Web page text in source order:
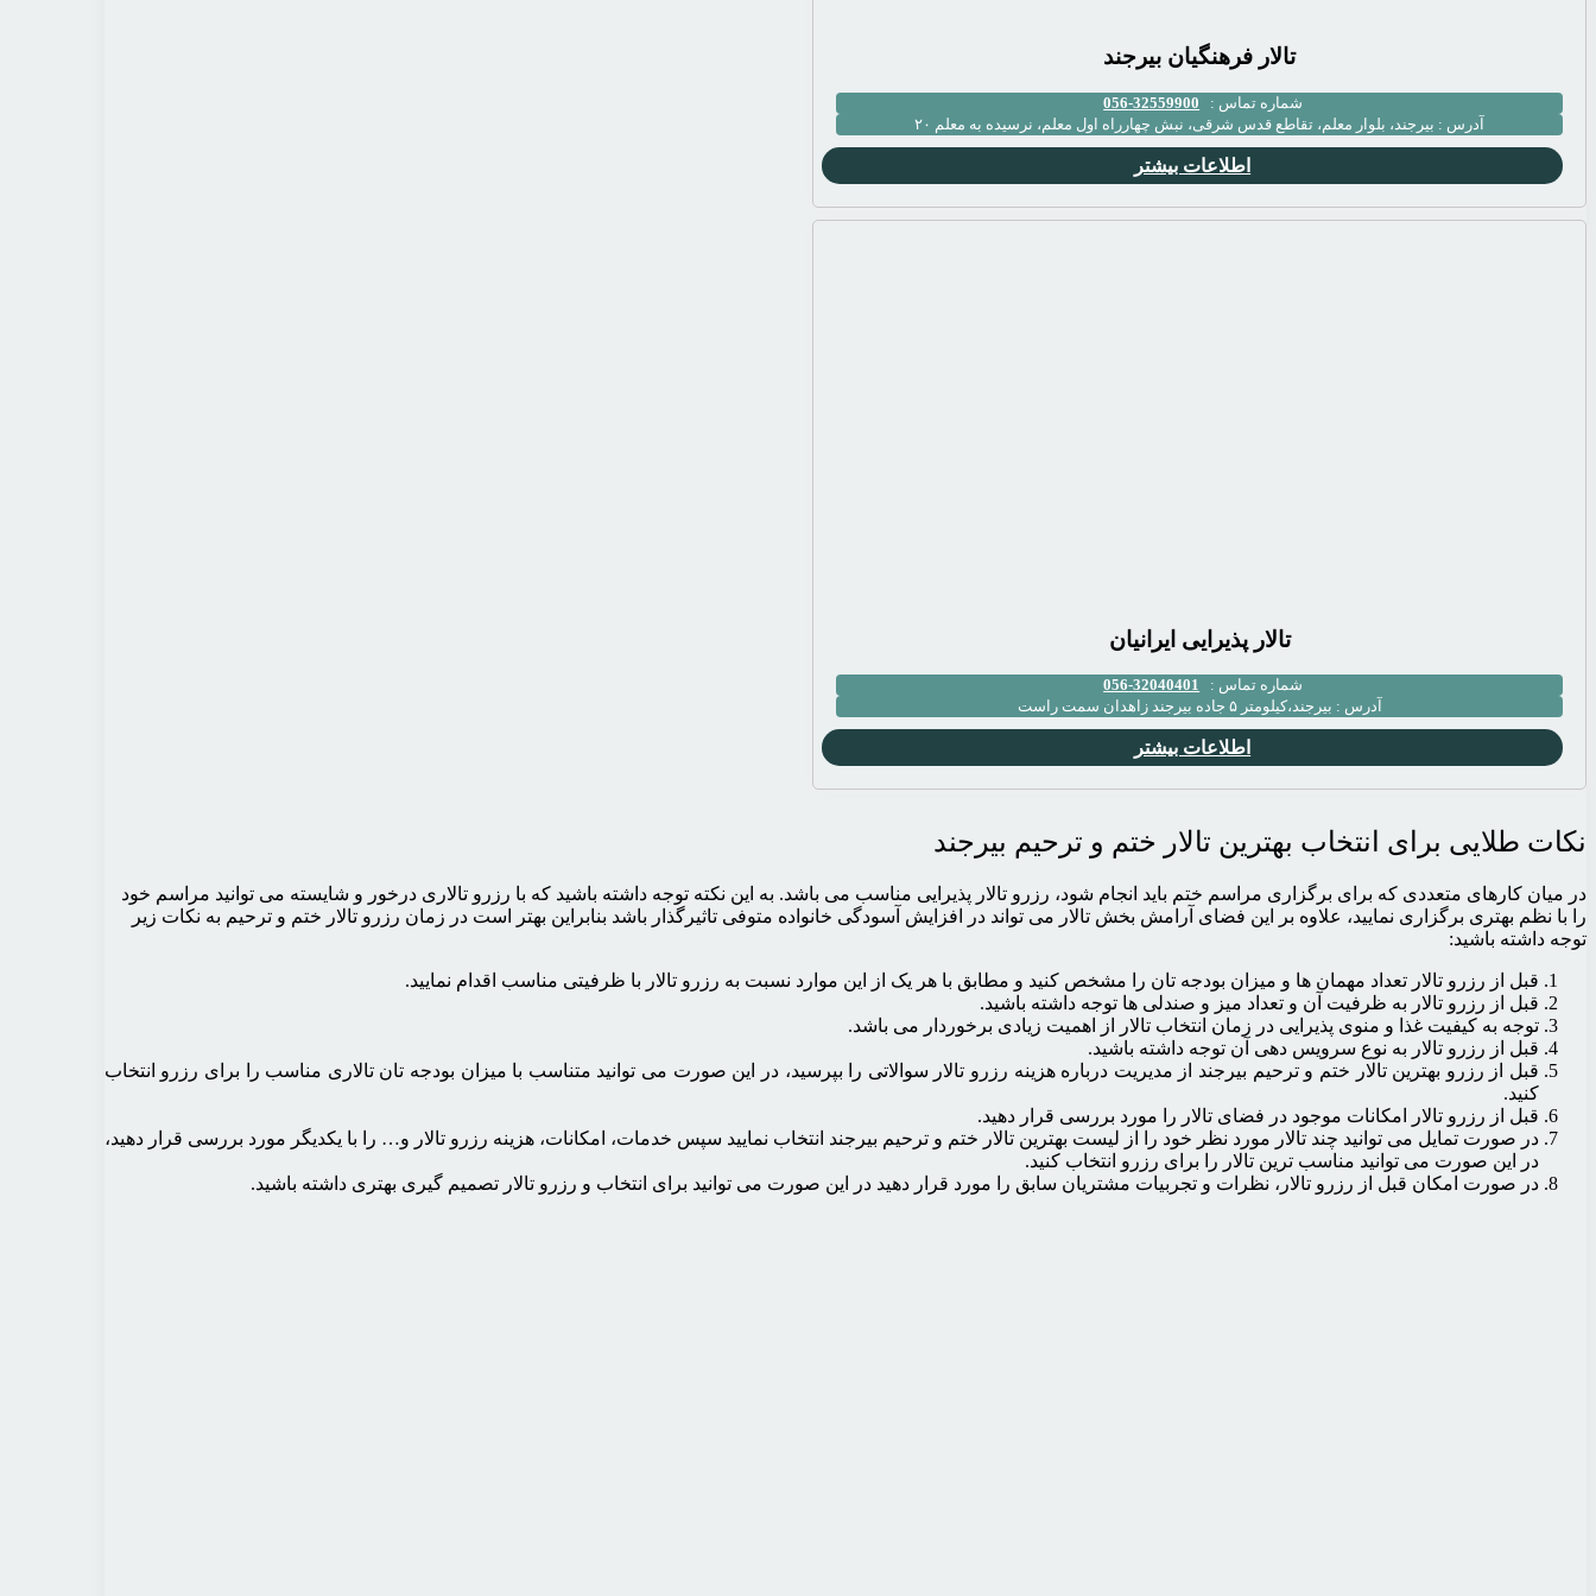
تالار فرهنگیان بیرجند
شماره تماس :
32559900-056
آدرس : بیرجند، بلوار معلم، تقاطع قدس شرقی، نبش چهارراه اول معلم، نرسیده به معلم ۲۰
اطلاعات بیشتر
تالار پذیرایی ایرانیان
شماره تماس :
32040401-056
آدرس : بیرجند،کیلومتر ۵ جاده بیرجند زاهدان سمت راست
اطلاعات بیشتر
نکات طلایی برای انتخاب بهترین تالار ختم و ترحیم بیرجند
در میان کارهای متعددی که برای برگزاری مراسم ختم باید انجام شود، رزرو تالار پذیرایی مناسب می باشد. به این نکته توجه داشته باشید که با رزرو تالاری درخور و شایسته می توانید مراسم خود
را با نظم بهتری برگزاری نمایید، علاوه بر این فضای آرامش بخش تالار می تواند در افزایش آسودگی خانواده متوفی تاثیرگذار باشد بنابراین بهتر است در زمان رزرو تالار ختم و ترحیم به نکات زیر
توجه داشته باشید:
قبل از رزرو تالار تعداد مهمان ها و میزان بودجه تان را مشخص کنید و مطابق با هر یک از این موارد نسبت به رزرو تالار با ظرفیتی مناسب اقدام نمایید.
قبل از رزرو تالار به ظرفیت آن و تعداد میز و صندلی ها توجه داشته باشید.
توجه به کیفیت غذا و منوی پذیرایی در زمان انتخاب تالار از اهمیت زیادی برخوردار می باشد.
قبل از رزرو تالار به نوع سرویس دهی آن توجه داشته باشید.
قبل از رزرو بهترین تالار ختم و ترحیم بیرجند از مدیریت درباره هزینه رزرو تالار سوالاتی را بپرسید، در این صورت می توانید متناسب با میزان بودجه تان تالاری مناسب را برای رزرو انتخاب
کنید.
قبل از رزرو تالار امکانات موجود در فضای تالار را مورد بررسی قرار دهید.
در صورت تمایل می توانید چند تالار مورد نظر خود را از لیست بهترین تالار ختم و ترحیم بیرجند انتخاب نمایید سپس خدمات، امکانات، هزینه رزرو تالار و… را با یکدیگر مورد بررسی قرار دهید،
در این صورت می توانید مناسب ترین تالار را برای رزرو انتخاب کنید.
در صورت امکان قبل از رزرو تالار، نظرات و تجربیات مشتریان سابق را مورد قرار دهید در این صورت می توانید برای انتخاب و رزرو تالار تصمیم گیری بهتری داشته باشید.